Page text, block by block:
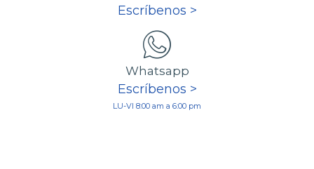
Escríbenos >
Whatsapp
Escríbenos >
LU-VI 8:00 am a 6:00 pm